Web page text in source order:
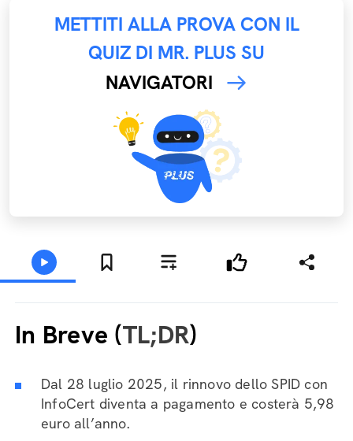
METTITI ALLA PROVA CON IL
QUIZ DI MR. PLUS SU
NAVIGATORI
In Breve (TL;DR)
Dal 28 luglio 2025, il rinnovo dello SPID con
InfoCert diventa a pagamento e costerà 5,98
euro all’anno.